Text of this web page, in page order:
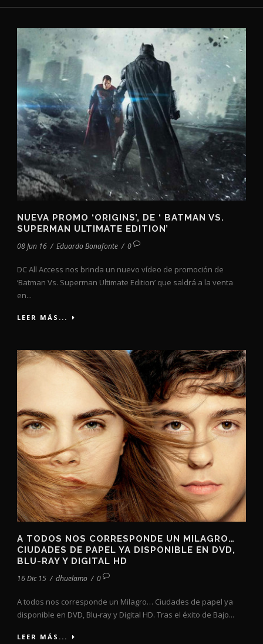
NUEVA PROMO ‘ORIGINS’, DE ‘ BATMAN VS.
SUPERMAN ULTIMATE EDITION’
08 Jun 16 / Eduardo Bonafonte / 0
DC All Access nos brinda un nuevo vídeo de promoción de
‘Batman Vs. Superman Ultimate Edition’ que saldrá a la venta
en...
LEER MÁS...
A TODOS NOS CORRESPONDE UN MILAGRO…
CIUDADES DE PAPEL YA DISPONIBLE EN DVD,
BLU-RAY Y DIGITAL HD
16 Dic 15 / dhuelamo / 0
A todos nos corresponde un Milagro… Ciudades de papel ya
disponible en DVD, Blu-ray y Digital HD. Tras el éxito de Bajo...
LEER MÁS...